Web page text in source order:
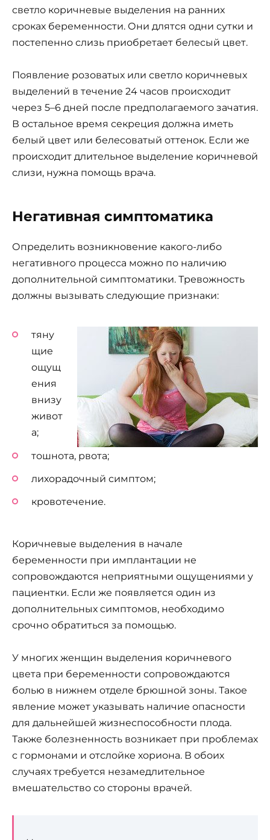
светло коричневые выделения на ранних
сроках беременности. Они длятся одни сутки и
постепенно слизь приобретает белесый цвет.
Появление розоватых или светло коричневых
выделений в течение 24 часов происходит
через 5–6 дней после предполагаемого зачатия.
В остальное время секреция должна иметь
белый цвет или белесоватый оттенок. Если же
происходит длительное выделение коричневой
слизи, нужна помощь врача.
Негативная симптоматика
Определить возникновение какого-либо
негативного процесса можно по наличию
дополнительной симптоматики. Тревожность
должны вызывать следующие признаки:
тяну
щие
ощущ
ения
внизу
живот
а;
тошнота, рвота;
лихорадочный симптом;
кровотечение.
Коричневые выделения в начале
беременности при имплантации не
сопровождаются неприятными ощущениями у
пациентки. Если же появляется один из
дополнительных симптомов, необходимо
срочно обратиться за помощью.
У многих женщин выделения коричневого
цвета при беременности сопровождаются
болью в нижнем отделе брюшной зоны. Такое
явление может указывать наличие опасности
для дальнейшей жизнеспособности плода.
Также болезненность возникает при проблемах
с гормонами и отслойке хориона. В обоих
случаях требуется незамедлительное
вмешательство со стороны врачей.